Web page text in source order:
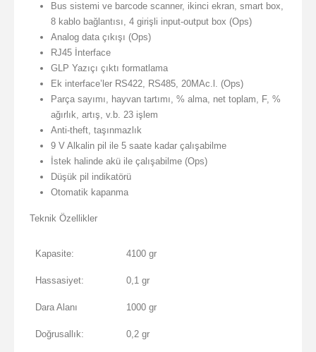
Bus sistemi ve barcode scanner, ikinci ekran, smart box,
8 kablo bağlantısı, 4 girişli input-output box (Ops)
Analog data çıkışı (Ops)
RJ45 İnterface
GLP Yazıçı çıktı formatlama
Ek interface’ler RS422, RS485, 20MAc.l. (Ops)
Parça sayımı, hayvan tartımı, % alma, net toplam, F, %
ağırlık, artış, v.b. 23 işlem
Anti-theft, taşınmazlık
9 V Alkalin pil ile 5 saate kadar çalışabilme
İstek halinde akü ile çalışabilme (Ops)
Düşük pil indikatörü
Otomatik kapanma
Teknik Özellikler
Kapasite: 4100 gr
Hassasiyet: 0,1 gr
Dara Alanı 1000 gr
Doğrusallık: 0,2 gr